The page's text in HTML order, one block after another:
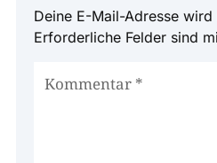
Deine E-Mail-Adresse
Erforderliche Felder sind